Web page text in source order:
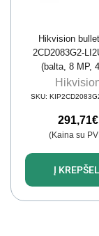
Hikvision
2CD2083G2-
(balta, 8 MP,
IR+LED,
SKU:
291,71€
(Kaina su
Į